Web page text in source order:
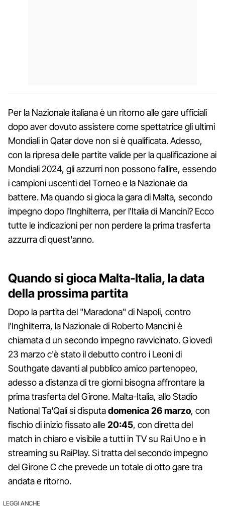
Per la Nazionale italiana è un ritorno alle gare ufficiali
dopo aver dovuto assistere come spettatrice gli ultimi
Mondiali in Qatar dove non si è qualificata. Adesso,
con la ripresa delle partite valide per la qualificazione ai
Mondiali 2024, gli azzurri non possono fallire, essendo
i campioni uscenti del Torneo e la Nazionale da
battere. Ma quando si gioca la gara di Malta, secondo
impegno dopo l'Inghilterra, per l'Italia di Mancini? Ecco
tutte le indicazioni per non perdere la prima trasferta
azzurra di quest'anno.
Quando si gioca Malta-Italia, la data
della prossima partita
Dopo la partita del "Maradona" di Napoli, contro
l'Inghilterra, la Nazionale di Roberto Mancini è
chiamata d un secondo impegno ravvicinato. Giovedì
23 marzo c'è stato il debutto contro i Leoni di
Southgate davanti al pubblico amico partenopeo,
adesso a distanza di tre giorni bisogna affrontare la
prima trasferta del Girone. Malta-Italia, allo Stadio
National Ta'Qali si disputadomenica 26 marzo, con
fischio di inizio fissato alle20:45, con diretta del
match in chiaro e visibile a tutti in TV su Rai Uno e in
streaming su RaiPlay. Si tratta del secondo impegno
del Girone C che prevede un totale di otto gare tra
andata e ritorno.
LEGGI ANCHE